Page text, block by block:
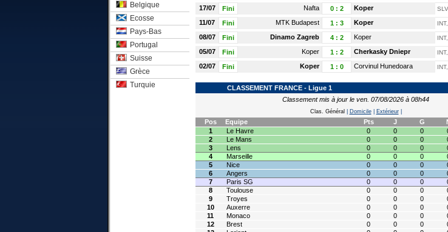
Belgique
Ecosse
Pays-Bas
Portugal
Suisse
Grèce
Turquie
17/07 Fini Nafta 0: 2 Koper
11/07 Fini MTK Budapest 1: 3 Koper
08/07 Fini Dinamo Zagreb 4: 2 Koper
05/07 Fini Koper 1: 2 Cherkasky Dniepr
02/07 Fini Koper 1: 0 Corvinul Hunedoara
CLASSEMENT FRANCE - Ligue 1
Classement mis à jour le ven. 07/08/2026 à 08h44
Clas. Général Domicile| Extérieur|
Pos Equipe Pts J G
1
Le Havre 0 0 0
2
Le Mans 0 0 0
3
Lens 0 0 0
4
Marseille 0 0 0
5
Nice 0 0 0
6
Angers 0 0 0
7
Paris SG 0 0 0
8
Toulouse 0 0 0
9
Troyes 0 0 0
10
Auxerre 0 0 0
11
Monaco 0 0 0
12
Brest 0 0 0